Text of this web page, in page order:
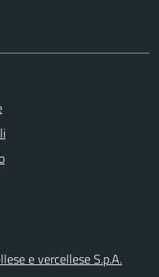
e vercellese S.p.A.